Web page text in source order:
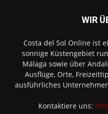
WIR
Costa del Sol Online ist
sonnige Küstengebiet
Málaga sowie über
Ausflüge, Orte,
ausführliches
Kontaktiere uns: